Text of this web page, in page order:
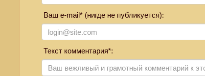
Ваш e-mail* (нигде не публикуется):
Текст комментария*: